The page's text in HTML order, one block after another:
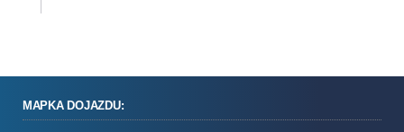
MAPKA DOJAZDU: